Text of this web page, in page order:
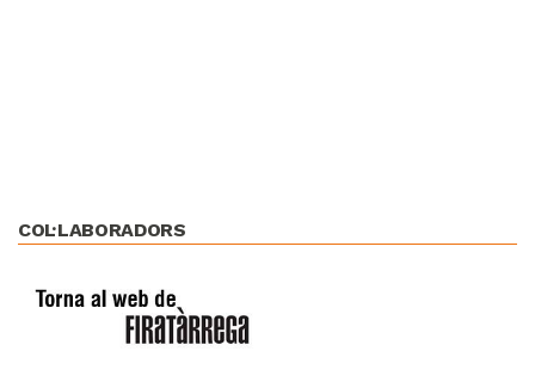
COL·LABORADORS